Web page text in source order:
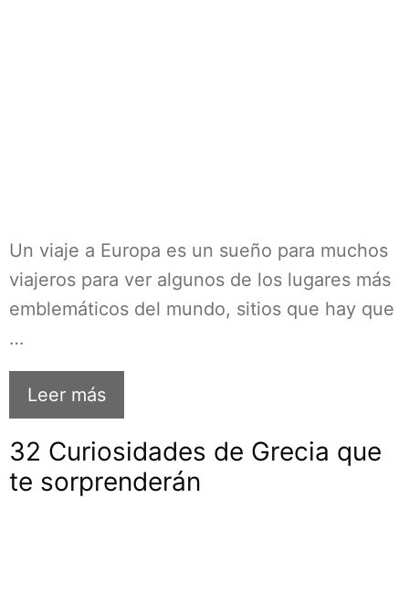
Un viaje a Europa es un sueño para muchos
viajeros para ver algunos de los lugares más
emblemáticos del mundo, sitios que hay que
…
Leer más
32 Curiosidades de Grecia que
te sorprenderán